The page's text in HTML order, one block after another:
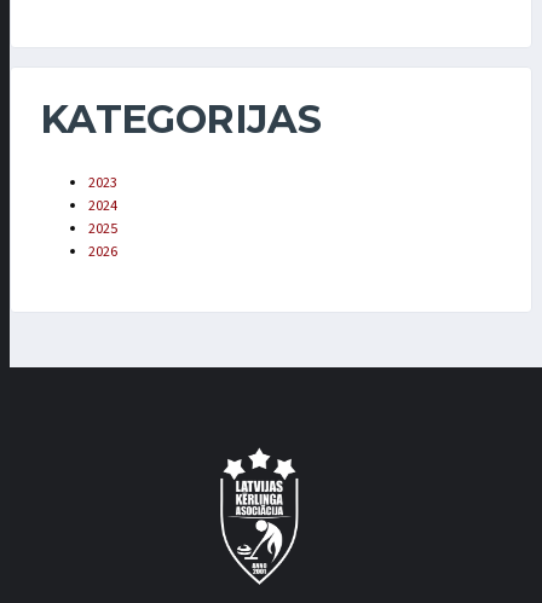
KATEGORIJAS
2023
2024
2025
2026